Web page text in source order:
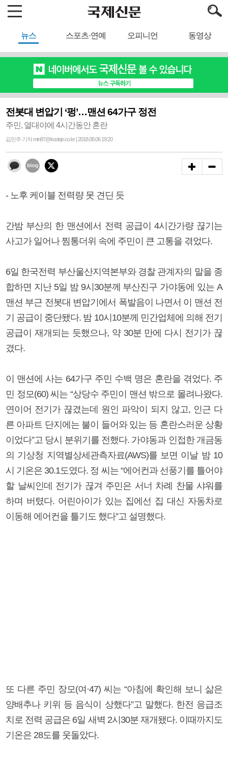
뉴스 스포츠·연예 오피니언 동영상
전봇대 변압기 ‘펑’…맨션 64가구 정전
주민, 열대야에 4시간동안 혼란
김민주 기자 min87@kookje.co.kr | 2018.08.06 19:20
- 노후 케이블 전력량 못 견딘 듯
간밤 부산의 한 맨션에서 전력 공급이 4시간가량 끊기는
사고가 일어나 찜통더위 속에 주민이 큰 고통을 겪었다.
6일 한국전력 부산울산지역본부와 경찰 관계자의 말을 종
합하면 지난 5일 밤 9시30분께 부산진구 가야동에 있는 A
맨션 부근 전봇대 변압기에서 폭발음이 나면서 이 맨션 전
기 공급이 중단됐다. 밤 10시10분께 민간업체에 의해 전기
공급이 재개되는 듯했으나, 약 30분 만에 다시 전기가 끊
겼다.
이 맨션에 사는 64가구 주민 수백 명은 혼란을 겪었다. 주
민 정모(60) 씨는 “상당수 주민이 맨션 밖으로 몰려나왔다.
연이어 전기가 끊겼는데 원인 파악이 되지 않고, 인근 다
른 아파트 단지에는 불이 들어와 있는 등 혼란스러운 상황
이었다”고 당시 분위기를 전했다. 가야동과 인접한 개금동
의 기상청 지역별상세관측자료(AWS)를 보면 이날 밤 10
시 기온은 30.1도였다. 정 씨는 “에어컨과 선풍기를 틀어야
할 날씨인데 전기가 끊겨 주민은 서너 차례 찬물 샤워를
하며 버텼다. 어린아이가 있는 집에선 집 대신 자동차로
이동해 에어컨을 틀기도 했다”고 설명했다.
또 다른 주민 장모(여·47) 씨는 “아침에 확인해 보니 삶은
양배추나 키위 등 음식이 상했다”고 말했다. 한전 응급조
치로 전력 공급은 6일 새벽 2시30분 재개됐다. 이때까지도
기온은 28도를 웃돌았다.